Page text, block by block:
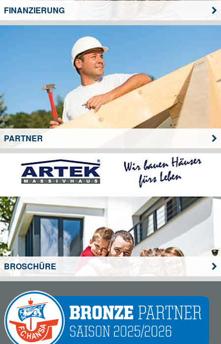
FINANZIERUNG
PARTNER
BROSCHÜRE